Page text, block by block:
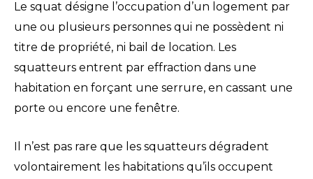
Le squat désigne l’occupation d’un logement par
une ou plusieurs personnes qui ne possèdent ni
titre de propriété, ni bail de location. Les
squatteurs entrent par effraction dans une
habitation en forçant une serrure, en cassant une
porte ou encore une fenêtre.
Il n’est pas rare que les squatteurs dégradent
volontairement les habitations qu’ils occupent